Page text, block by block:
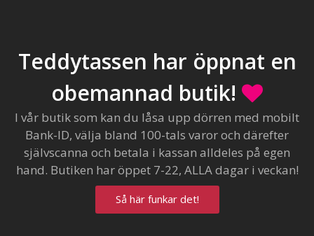
Teddytassen har öppnat en
obemannad butik!
I vår butik som kan du låsa upp dörren med mobilt
Bank-ID, välja bland 100-tals varor och därefter
självscanna och betala i kassan alldeles på egen
hand. Butiken har öppet 7-22, ALLA dagar i veckan!
Så här funkar det!